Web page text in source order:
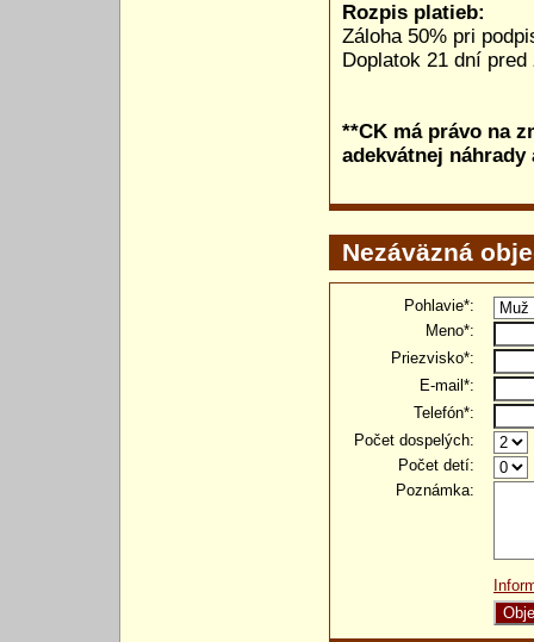
Rozpis platieb:
Záloha 50% pri
Doplatok 21 dní
**CK má právo na
adekvátnej
Nezáväzná
Pohlavie*:
Meno*:
Priezvisko*:
E-mail*:
Telefón*:
Počet dospelých:
Počet detí:
Poznámka: